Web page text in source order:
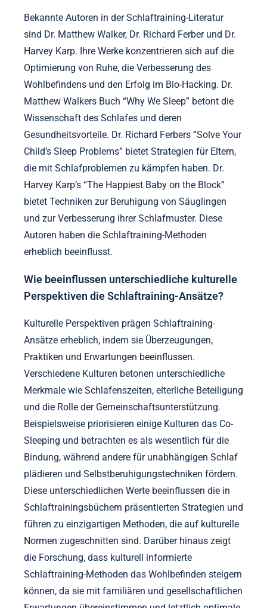
Bekannte Autoren in der Schlaftraining-Literatur
sind Dr. Matthew Walker, Dr. Richard Ferber und Dr.
Harvey Karp. Ihre Werke konzentrieren sich auf die
Optimierung von Ruhe, die Verbesserung des
Wohlbefindens und den Erfolg im Bio-Hacking. Dr.
Matthew Walkers Buch “Why We Sleep” betont die
Wissenschaft des Schlafes und deren
Gesundheitsvorteile. Dr. Richard Ferbers “Solve Your
Child’s Sleep Problems” bietet Strategien für Eltern,
die mit Schlafproblemen zu kämpfen haben. Dr.
Harvey Karp’s “The Happiest Baby on the Block”
bietet Techniken zur Beruhigung von Säuglingen
und zur Verbesserung ihrer Schlafmuster. Diese
Autoren haben die Schlaftraining-Methoden
erheblich beeinflusst.
Wie beeinflussen unterschiedliche kulturelle
Perspektiven die Schlaftraining-Ansätze?
Kulturelle Perspektiven prägen Schlaftraining-
Ansätze erheblich, indem sie Überzeugungen,
Praktiken und Erwartungen beeinflussen.
Verschiedene Kulturen betonen unterschiedliche
Merkmale wie Schlafenszeiten, elterliche Beteiligung
und die Rolle der Gemeinschaftsunterstützung.
Beispielsweise priorisieren einige Kulturen das Co-
Sleeping und betrachten es als wesentlich für die
Bindung, während andere für unabhängigen Schlaf
plädieren und Selbstberuhigungstechniken fördern.
Diese unterschiedlichen Werte beeinflussen die in
Schlaftrainingsbüchern präsentierten Strategien und
führen zu einzigartigen Methoden, die auf kulturelle
Normen zugeschnitten sind. Darüber hinaus zeigt
die Forschung, dass kulturell informierte
Schlaftraining-Methoden das Wohlbefinden steigern
können, da sie mit familiären und gesellschaftlichen